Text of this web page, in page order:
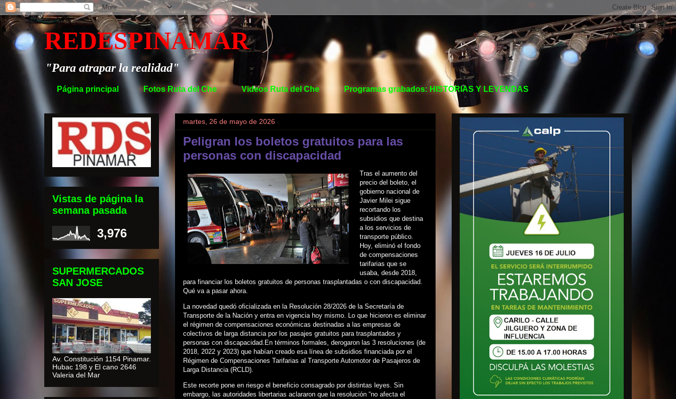
REDESPINAMAR
"Para atrapar la realidad"
Página principal Fotos Ruta del Che Videos Ruta del Che Programas grabados: HISTORIAS Y LEYENDAS
martes, 26 de mayo de 2026
Peligran los boletos gratuitos para las
personas con discapacidad
Tras el aumento del
precio del boleto, el
gobierno nacional de
Javier Milei sigue
recortando los
subsidios que destina
a los servicios de
transporte público.
Hoy, eliminó el fondo
de compensaciones
tarifarias que se
usaba, desde 2018,
para financiar los boletos gratuitos de personas trasplantadas o con discapacidad.
Qué va a pasar ahora.
La novedad quedó oficializada en la Resolución 28/2026 de la Secretaría de
Transporte de la Nación y entra en vigencia hoy mismo. Lo que hicieron es eliminar
el régimen de compensaciones económicas destinadas a las empresas de
colectivos de larga distancia por los pasajes gratuitos para trasplantados y
personas con discapacidad.En términos formales, derogaron las 3 resoluciones (de
2018, 2022 y 2023) que habían creado esa línea de subsidios financiada por el
Régimen de Compensaciones Tarifarias al Transporte Automotor de Pasajeros de
Larga Distancia (RCLD).
Este recorte pone en riesgo el beneficio consagrado por distintas leyes. Sin
embargo, las autoridades libertarias aclararon que la resolución “no afecta el
Vistas de página la
semana pasada
3,976
SUPERMERCADOS
SAN JOSE
Av. Constitución 1154 Pinamar.
Hubac 198 y El cano 2646
Valeria del Mar